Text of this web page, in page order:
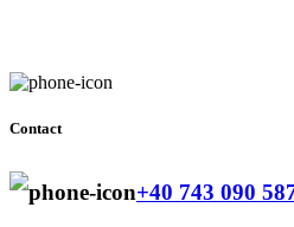
Contact
+40 743 090